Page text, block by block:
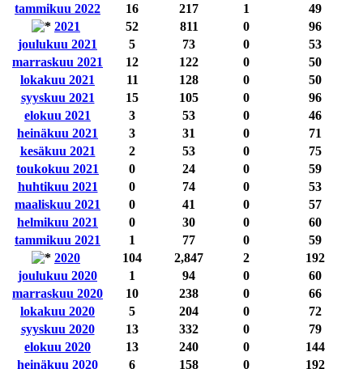
tammikuu 2022
16 217 1
49
2021
52 811 0
96
joulukuu 2021
5 73 0
53
marraskuu 2021
12 122 0
50
lokakuu 2021
11 128 0
50
syyskuu 2021
15 105 0
96
elokuu 2021
3 53 0
46
heinäkuu 2021
3 31 0
71
kesäkuu 2021
2 53 0
75
toukokuu 2021
0 24 0
59
huhtikuu 2021
0 74 0
53
maaliskuu 2021
0 41 0
57
helmikuu 2021
0 30 0
60
tammikuu 2021
1 77 0
59
2020
104 2,847 2
192
joulukuu 2020
1 94 0
60
marraskuu 2020
10 238 0
66
lokakuu 2020
5 204 0
72
syyskuu 2020
13 332 0
79
elokuu 2020
13 240 0
144
heinäkuu 2020
6 158 0 192